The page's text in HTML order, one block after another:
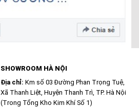
SHOWROOM HÀ NỘI
Địa chỉ: Km số 03 Đường Phan Trọng Tuệ,
Xã Thanh Liệt, Huyện Thanh Trì, TP. Hà Nội
(Trong Tổng Kho Kim Khí Số 1)